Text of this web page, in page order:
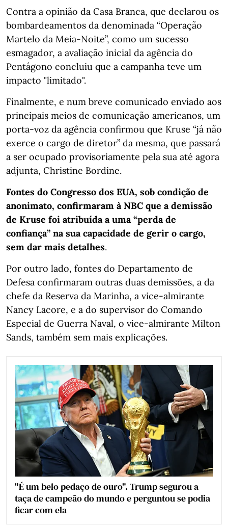
Contra a opinião da Casa Branca, que declarou os
bombardeamentos da denominada “Operação
Martelo da Meia-Noite”, como um sucesso
esmagador, a avaliação inicial da agência do
Pentágono concluiu que a campanha teve um
impacto "limitado".
Finalmente, e num breve comunicado enviado aos
principais meios de comunicação americanos, um
porta-voz da agência confirmou que Kruse “já não
exerce o cargo de diretor” da mesma, que passará
a ser ocupado provisoriamente pela sua até agora
adjunta, Christine Bordine.
Fontes do Congresso dos EUA, sob condição de
anonimato, confirmaram à NBC que a demissão
de Kruse foi atribuída a uma “perda de
confiança” na sua capacidade de gerir o cargo,
sem dar mais detalhes.
Por outro lado, fontes do Departamento de
Defesa confirmaram outras duas demissões, a da
chefe da Reserva da Marinha, a vice-almirante
Nancy Lacore, e a do supervisor do Comando
Especial de Guerra Naval, o vice-almirante Milton
Sands, também sem mais explicações.
"É um belo pedaço de ouro". Trump segurou a
taça de campeão do mundo e perguntou se podia
ficar com ela